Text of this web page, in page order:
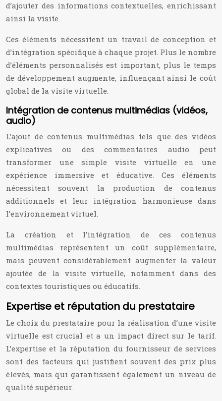
d’ajouter des informations contextuelles, enrichissant
ainsi la visite.
Ces éléments nécessitent un travail de conception et
d’intégration spécifique à chaque projet. Plus le nombre
d’éléments personnalisés est important, plus le temps
de développement augmente, influençant ainsi le coût
global de la visite virtuelle.
Intégration de contenus multimédias (vidéos,
audio)
L’ajout de contenus multimédias tels que des vidéos
explicatives ou des commentaires audio peut
transformer une simple visite virtuelle en une
expérience immersive et éducative. Ces éléments
nécessitent souvent la production de contenus
additionnels et leur intégration harmonieuse dans
l’environnement virtuel.
La création et l’intégration de ces contenus
multimédias représentent un coût supplémentaire,
mais peuvent considérablement augmenter la valeur
ajoutée de la visite virtuelle, notamment dans des
contextes touristiques ou éducatifs.
Expertise et réputation du prestataire
Le choix du prestataire pour la réalisation d’une visite
virtuelle est crucial et a un impact direct sur le tarif.
L’expertise et la réputation du fournisseur de services
sont des facteurs qui justifient souvent des prix plus
élevés, mais qui garantissent également un niveau de
qualité supérieur.